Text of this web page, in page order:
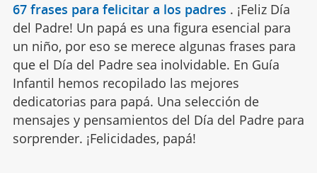
67 frases para felicitar a los padres . ¡Feliz Día
del Padre! Un papá es una figura esencial para
un niño, por eso se merece algunas frases para
que el Día del Padre sea inolvidable. En Guía
Infantil hemos recopilado las mejores
dedicatorias para papá. Una selección de
mensajes y pensamientos del Día del Padre para
sorprender. ¡Felicidades, papá!